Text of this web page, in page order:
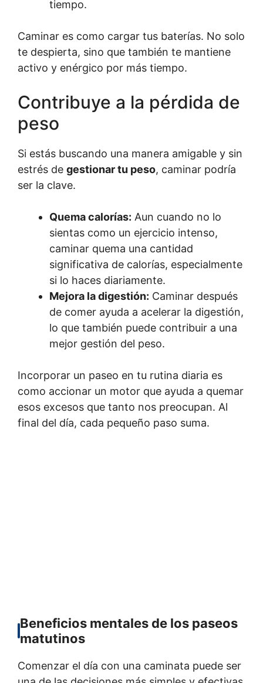
tiempo.
Caminar es como cargar tus baterías. No solo
te despierta, sino que también te mantiene
activo y enérgico por más tiempo.
Contribuye a la pérdida de
peso
Si estás buscando una manera amigable y sin
estrés de gestionar tu peso, caminar podría
ser la clave.
Quema calorías: Aun cuando no lo
sientas como un ejercicio intenso,
caminar quema una cantidad
significativa de calorías, especialmente
si lo haces diariamente.
Mejora la digestión: Caminar después
de comer ayuda a acelerar la digestión,
lo que también puede contribuir a una
mejor gestión del peso.
Incorporar un paseo en tu rutina diaria es
como accionar un motor que ayuda a quemar
esos excesos que tanto nos preocupan. Al
final del día, cada pequeño paso suma.
Beneficios mentales de los paseos
matutinos
Comenzar el día con una caminata puede ser